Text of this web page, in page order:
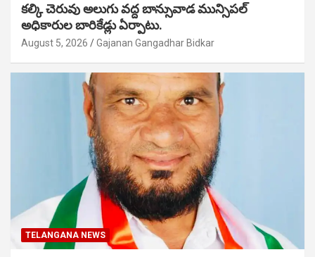
కల్కి చెరువు అలుగు వద్ద బాన్సువాడ మున్సిపల్
అధికారుల బారికేడ్లు ఏర్పాటు.
August 5, 2026 Gajanan Gangadhar Bidkar
TELANGANA NEWS